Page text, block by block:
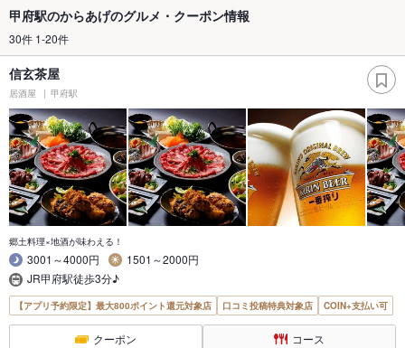
甲府駅のからあげのグルメ・クーポン情報
30件 1-20件
信玄茶屋
居酒屋 甲府駅
郷土料理×地酒が味わえる！
3001～4000円
1501～2000円
JR甲府駅徒歩3分♪
【アプリ予約限定】最大800ポイント還元対象店 口コミ投稿特典対象店 COIN+支払い可
クーポン コース